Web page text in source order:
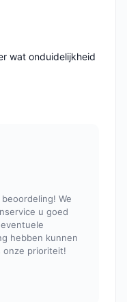
wat onduidelijkheid
We
u goed
hebben kunnen
onze prioriteit!